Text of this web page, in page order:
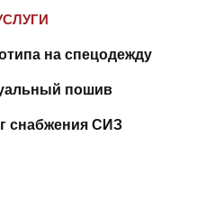
на спецодежду
пошив
снабжения СИЗ